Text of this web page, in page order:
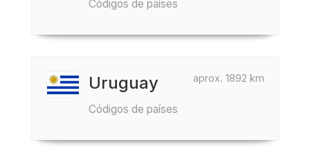
Códigos de países
aprox. 1892 km
Uruguay
Códigos de países